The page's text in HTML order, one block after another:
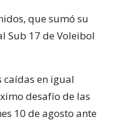
que sumó su
Sub 17 de Voleibol
caídas en igual
desafío de las
10 de agosto ante